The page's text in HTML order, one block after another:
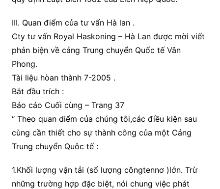
III. Quan điểm của tư vấn Hà lan .
Cty tư vấn Royal Haskoning – Hà Lan được mời viết
phản biện về cảng Trung chuyển Quốc tế Vân
Phong.
Tài liệu hòan thành 7-2005 .
Bắt đầu trích :
Báo cáo Cuối cùng – Trang 37
“ Theo quan diểm của chúng tôi,các điều kiện sau
cùng cần thiết cho sự thành công của một Cảng
Trung chuyển Quôc tế :
1.Khối lượng vận tải (số lượng côngtennơ )lớn. Trừ
những trường hợp đặc biệt, nói chung việc phát